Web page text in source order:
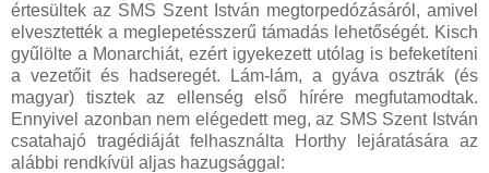
értesültek az SMS Szent István megtorpedózásáról, amivel
elvesztették a meglepetésszerű támadás lehetőségét. Kisch
gyűlölte a Monarchiát, ezért igyekezett utólag is befeketíteni
a vezetőit és hadseregét. Lám-lám, a gyáva osztrák (és
magyar) tisztek az ellenség első hírére megfutamodtak.
Ennyivel azonban nem elégedett meg, az SMS Szent István
csatahajó tragédiáját felhasználta Horthy lejáratására az
alábbi rendkívül aljas hazugsággal: